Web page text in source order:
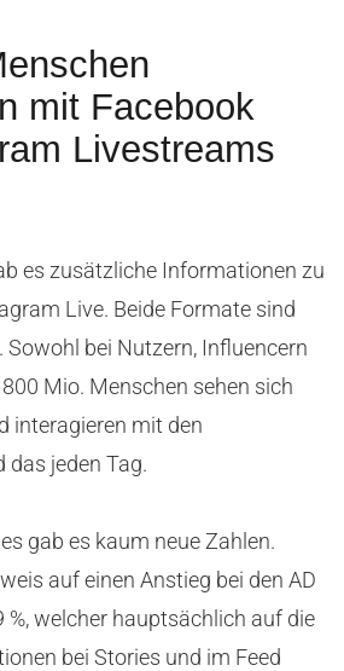
mit Facebook
Livestreams
es zusätzliche Informationen zu
Live. Beide Formate sind
Sowohl bei Nutzern, Influencern
Mio. Menschen sehen sich
interagieren mit den
das jeden Tag.
gab es kaum neue Zahlen.
auf einen Anstieg bei den AD
welcher hauptsächlich auf die
bei Stories und im Feed